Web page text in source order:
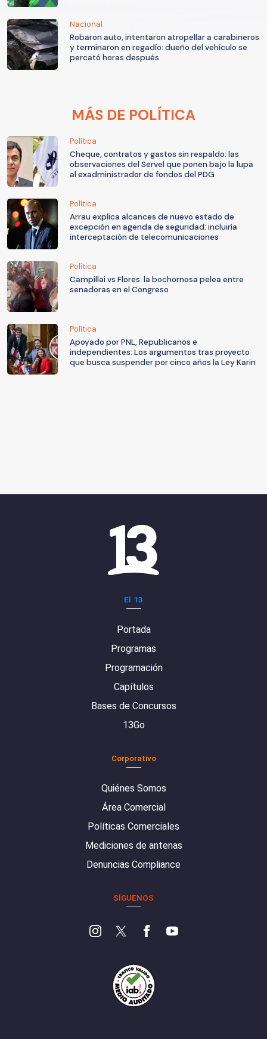
Nacional
Robaron auto, intentaron atropellar a carabineros
y terminaron en regadío: dueño del vehículo se
percató horas después
MÁS DE POLÍTICA
Política
Cheque, contratos y gastos sin respaldo: las
observaciones del Servel que ponen bajo la lupa
al exadministrador de fondos del PDG
Política
Arrau explica alcances de nuevo estado de
excepción en agenda de seguridad: incluiría
interceptación de telecomunicaciones
Política
Campillai vs Flores: la bochornosa pelea entre
senadoras en el Congreso
Política
Apoyado por PNL, Republicanos e
independientes: Los argumentos tras proyecto
que busca suspender por cinco años la Ley Karin
El 13
Portada
Programas
Programación
Capítulos
Bases de Concursos
13Go
Corporativo
Quiénes Somos
Área Comercial
Políticas Comerciales
Mediciones de antenas
Denuncias Compliance
SÍGUENOS